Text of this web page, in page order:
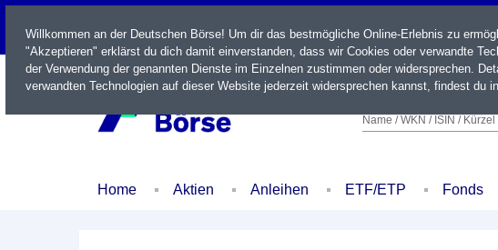
LIVE
Name / WKN / ISIN / Kürzel
Home Aktien Anleihen ETF/ETP Fonds
Willkommen an der Deutschen Börse! Um dir das bestmögliche Online-Erlebnis zu
"Akzeptieren" erklärst du dich damit einverstanden, dass wir Cookies oder verwandte
der Verwendung der genannten Dienste im Einzelnen zustimmen oder widersprechen.
verwandten Technologien auf dieser Website jederzeit widersprechen kannst, findest du